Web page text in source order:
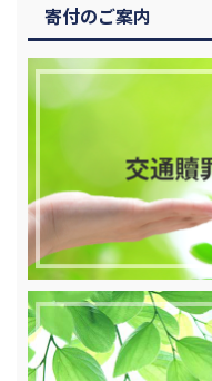
寄付のご案内